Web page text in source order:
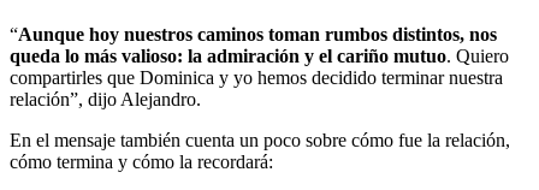
“Aunque hoy nuestros caminos toman rumbos distintos, nos
queda lo más valioso: la admiración y el cariño mutuo. Quiero
compartirles que Dominica y yo hemos decidido terminar nuestra
relación”, dijo Alejandro.
En el mensaje también cuenta un poco sobre cómo fue la relación,
cómo termina y cómo la recordará: